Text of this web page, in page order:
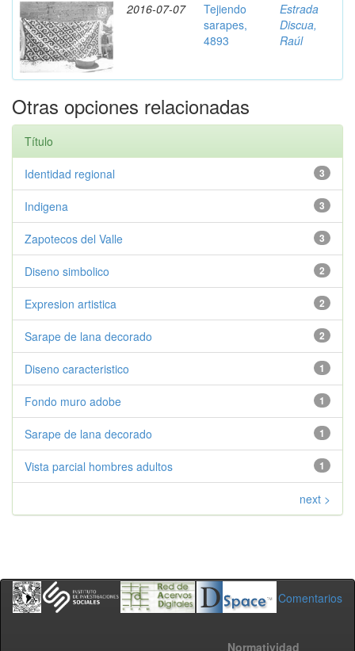
2016-07-07
Tejiendo
sarapes,
4893
Estrada
Discua,
Raúl
Otras opciones relacionadas
Título
3
Identidad regional
3
Indigena
3
Zapotecos del Valle
2
Diseno simbolico
2
Expresion artistica
2
Sarape de lana decorado
1
Diseno caracteristico
1
Fondo muro adobe
1
Sarape de lana decorado
1
Vista parcial hombres adultos
next >
Comentarios
Normatividad